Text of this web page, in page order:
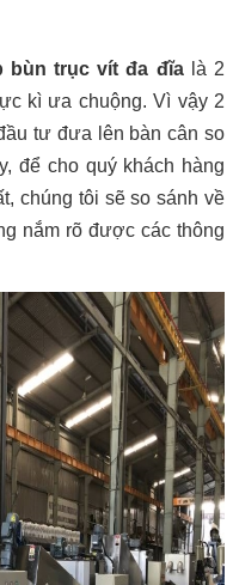
bùn trục vít đa đĩalà 2
kì ưa chuộng. Vì vậy 2
tư đưa lên bàn cân so
để cho quý khách hàng
chúng tôi sẽ so sánh về
nắm rõ được các thông